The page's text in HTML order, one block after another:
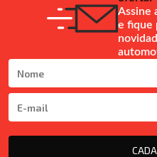
Assine
e fique